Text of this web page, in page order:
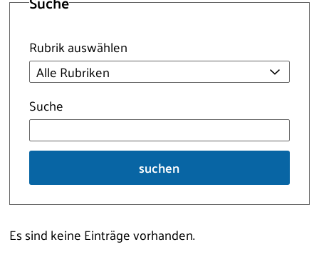
Rubrik auswählen
Suche
suchen
Es sind keine Einträge vorhanden.